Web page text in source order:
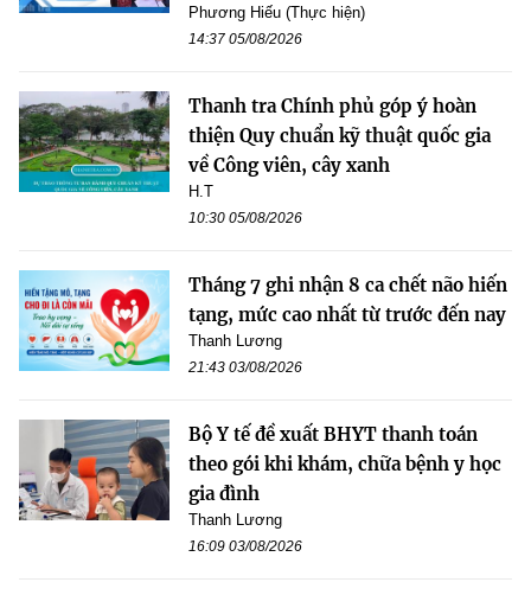
Phương Hiếu (Thực hiện)
14:37 05/08/2026
Thanh tra Chính phủ góp ý hoàn
thiện Quy chuẩn kỹ thuật quốc gia
về Công viên, cây xanh
H.T
10:30 05/08/2026
Tháng 7 ghi nhận 8 ca chết não hiến
tạng, mức cao nhất từ trước đến nay
Thanh Lương
21:43 03/08/2026
Bộ Y tế đề xuất BHYT thanh toán
theo gói khi khám, chữa bệnh y học
gia đình
Thanh Lương
16:09 03/08/2026